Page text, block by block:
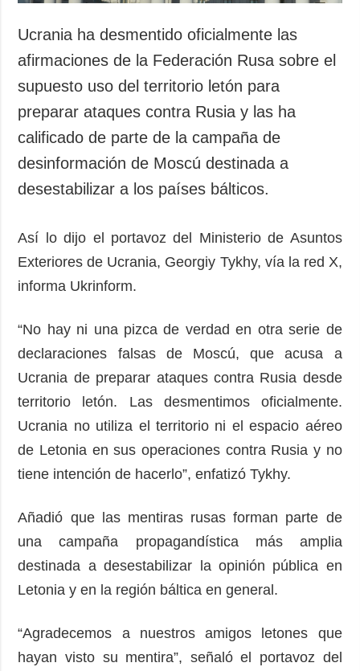
Ucrania ha desmentido oficialmente las
afirmaciones de la Federación Rusa sobre el
supuesto uso del territorio letón para
preparar ataques contra Rusia y las ha
calificado de parte de la campaña de
desinformación de Moscú destinada a
desestabilizar a los países bálticos.
Así lo dijo el portavoz del Ministerio de Asuntos
Exteriores de Ucrania, Georgiy Tykhy, vía la red X,
informa Ukrinform.
“No hay ni una pizca de verdad en otra serie de
declaraciones falsas de Moscú, que acusa a
Ucrania de preparar ataques contra Rusia desde
territorio letón. Las desmentimos oficialmente.
Ucrania no utiliza el territorio ni el espacio aéreo
de Letonia en sus operaciones contra Rusia y no
tiene intención de hacerlo”, enfatizó Tykhy.
Añadió que las mentiras rusas forman parte de
una campaña propagandística más amplia
destinada a desestabilizar la opinión pública en
Letonia y en la región báltica en general.
“Agradecemos a nuestros amigos letones que
hayan visto su mentira”, señaló el portavoz del